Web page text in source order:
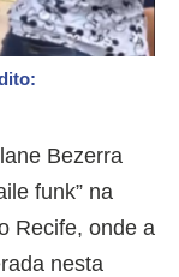
Bezerra
funk” na
Recife, onde a
nesta